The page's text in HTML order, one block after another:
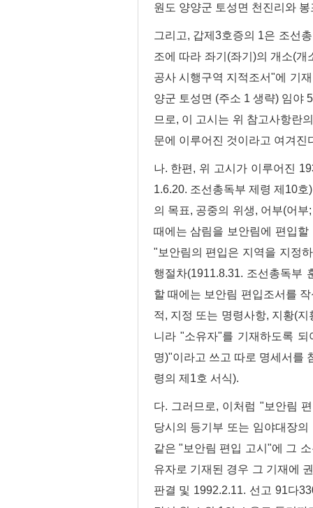
원도 양양군 토성면 천진리와
그리고, 갑제3호증의 1은 조선
조에 따라 좌기(좌기)의 개소(
공사 시행구역 지적조서"에 기
양군 토성면 (주소 1 생략) 임야
므로, 이 고시는 위 참고사항란
문에 이루어진 것이라고 여겨진
나. 한편, 위 고시가 이루어진
1.6.20. 조선총독부 제령 제10
의 목표, 공중의 위생, 어부(어
때에는 삼림을 보안림에 편입
"보안림의 편입은 지역을 지정
행절차(1911.8.31. 조선총독부
할 때에는 보안림 편입조서를
적, 지정 또는 명령사항, 지황(
니라 "소유자"를 기재하도록
명)"이라고 쓰고 따로 명세서를
령의 제1호 서식).
다. 그러므로, 이처럼 "보안림
당시의 등기부 또는 임야대장
같은 "보안림 편입 고시"에 그
유자로 기재된 경우 그 기재에
판결 및 1992.2.11. 선고 91다